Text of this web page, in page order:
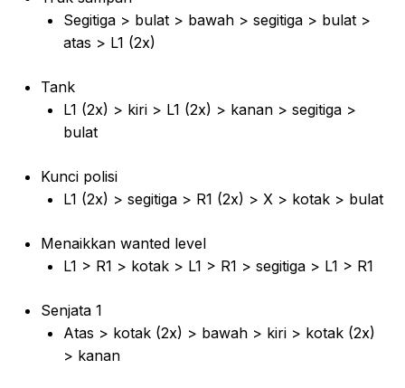
Segitiga > bulat > bawah > segitiga > bulat >
atas > L1 (2x)
Tank
L1 (2x) > kiri > L1 (2x) > kanan > segitiga >
bulat
Kunci polisi
L1 (2x) > segitiga > R1 (2x) > X > kotak > bulat
Menaikkan wanted level
L1 > R1 > kotak > L1 > R1 > segitiga > L1 > R1
Senjata 1
Atas > kotak (2x) > bawah > kiri > kotak (2x)
> kanan